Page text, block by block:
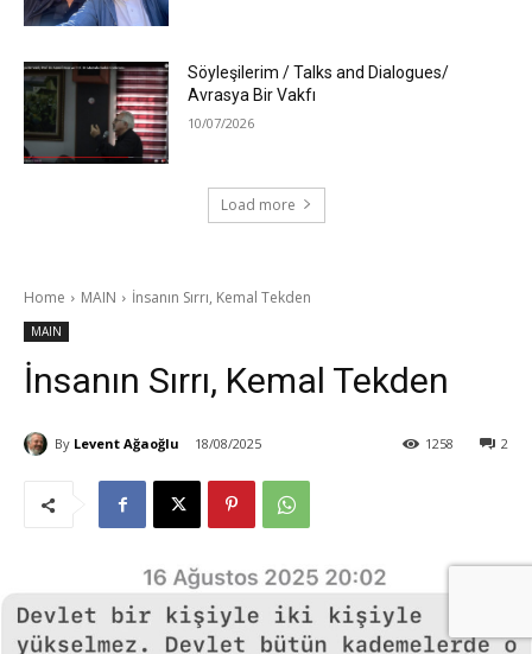
Söyleşilerim / Talks and Dialogues/
Avrasya Bir Vakfı
10/07/2026
Load more